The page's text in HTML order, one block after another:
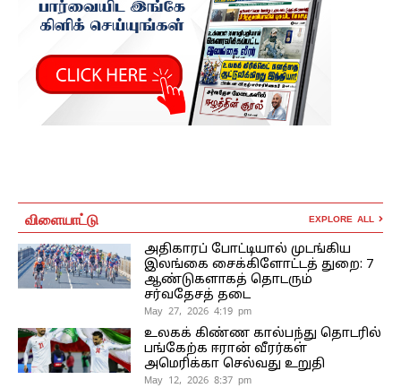
விளையாட்டு EXPLORE ALL
அதிகாரப் போட்டியால் முடங்கிய
இலங்கை சைக்கிளோட்டத் துறை: 7
ஆண்டுகளாகத் தொடரும்
சர்வதேசத் தடை
May 27, 2026 4:19 pm
உலகக் கிண்ண கால்பந்து தொடரில்
பங்கேற்க ஈரான் வீரர்கள்
அமெரிக்கா செல்வது உறுதி
May 12, 2026 8:37 pm